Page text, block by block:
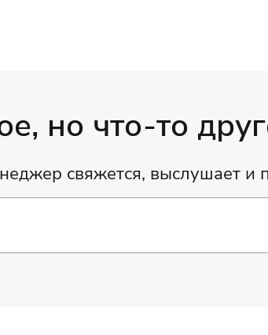
но что-то
свяжется, выслушает